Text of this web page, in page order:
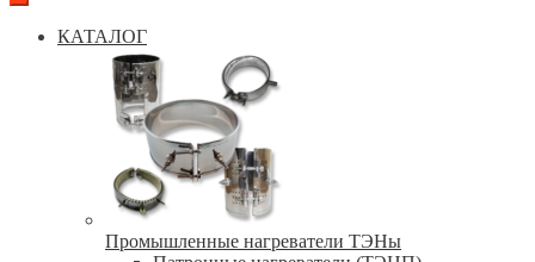
КАТАЛОГ
Промышленные нагреватели ТЭНы